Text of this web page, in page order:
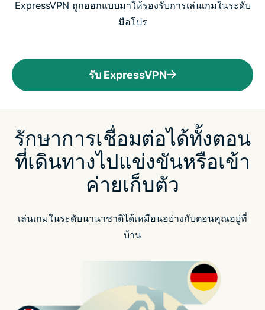
ExpressVPN ถูกออกแบบมาให้รองรับการเล่นเกมในระดับ
มือโปร
รับ ExpressVPN
รักษาการเชื่อมต่อได้ทั้งตอน
ที่เดินทางไปแข่งขันหรือเข้า
ค่ายเก็บตัว
เล่นเกมในระดับนานาชาติได้เหมือนอย่างกับตอนคุณอยู่ที่
บ้าน